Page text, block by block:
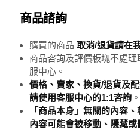
商品諮詢
購買的商品 取消/退貨請在
商品咨詢及評價板塊不處
服中心。
價格、賣家、換貨/退貨及
請使用客服中心的1:1咨詢 。
「商品本身」無關的內容
內容可能會被移動、隱藏或